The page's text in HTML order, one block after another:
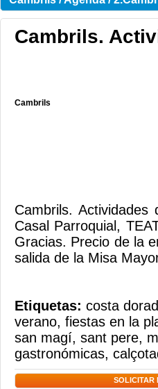
Cambrils.
Cambrils
Cambrils.
Casal Parroquial,
Gracias. Precio de la
salida de la Misa
Etiquetas: costa
verano, fiestas en la
san magí, sant pere,
gastronómicas,
SOLICITAR